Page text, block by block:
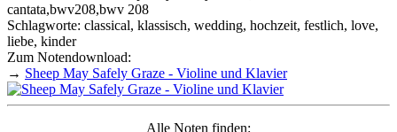
cantata,bwv208,bwv 208
Schlagworte: classical, klassisch, wedding, hochzeit, festlich, love,
liebe, kinder
Zum Notendownload:
→ Sheep May Safely Graze - Violine und Klavier
Alle Noten finden: